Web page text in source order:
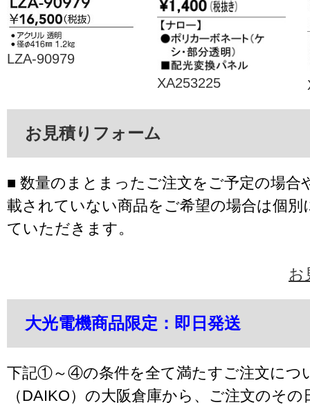
LZA-90979
XA253225
お見積りフォーム
■ 数量のまとまったご注文をご予定の場合
載されていない商品をご希望の場合は個別
ていただきます。
お
大光電機商品限定：即日発送
下記①～④の条件を全て満たすご注文につ
（DAIKO）の大阪倉庫から、ご注文のそ